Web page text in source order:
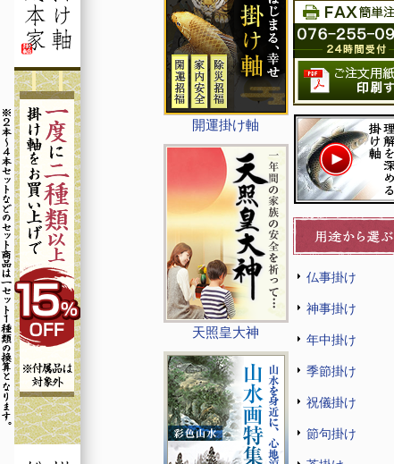
開運掛け軸
天照皇大神
仏事掛け
神事掛け
年中掛け
季節掛け
祝儀掛け
節句掛け